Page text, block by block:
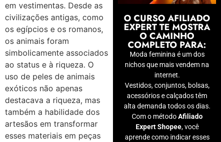
em vestimentas. Desde as
civilizações antigas, como
os egípcios e os romanos,
os animais foram
simbolicamente associados
ao status e à riqueza. O
uso de peles de animais
exóticos não apenas
destacava a riqueza, mas
também a habilidade dos
artesãos em transformar
esses materiais em peças
O CURSO AFILIADO
EXPERT TE MOSTRA
O CAMINHO
COMPLETO PARA:
Moda feminina é um dos
nichos que mais vendem na
internet.
Vestidos, conjuntos, bolsas,
acessórios e calçados têm
alta demanda todos os dias.
Com o métodoAfiliado
Expert Shopee, você
aprende como indicar esses